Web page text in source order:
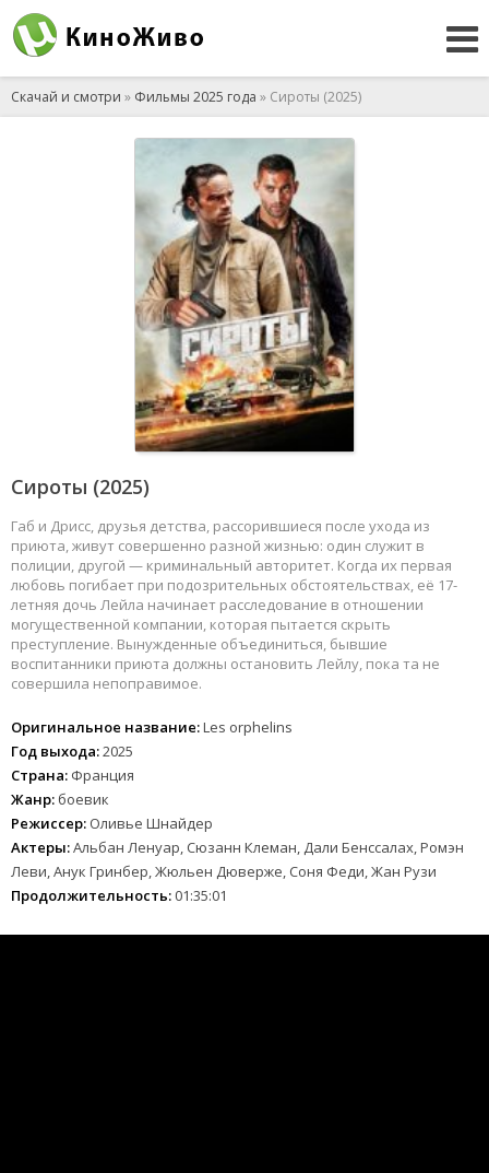
Скачай и смотри » Фильмы 2025 года » Сироты (2025)
Сироты (2025)
Габ и Дрисc, друзья детства, рассорившиеся после ухода из
приюта, живут совершенно разной жизнью: один служит в
полиции, другой — криминальный авторитет. Когда их первая
любовь погибает при подозрительных обстоятельствах, её 17-
летняя дочь Лейла начинает расследование в отношении
могущественной компании, которая пытается скрыть
преступление. Вынужденные объединиться, бывшие
воспитанники приюта должны остановить Лейлу, пока та не
совершила непоправимое.
Оригинальное название:Les orphelins
Год выхода:2025
Страна: Франция
Жанр: боевик
Режиссер: Оливье Шнайдер
Актеры:Альбан Ленуар, Сюзанн Клеман, Дали Бенссалах, Ромэн
Леви, Анук Гринбер, Жюльен Дюверже, Соня Феди, Жан Рузи
Продолжительность:01:35:01